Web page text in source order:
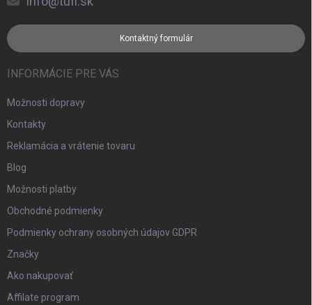
Kontaktný formulár
INFORMÁCIE PRE VÁS
Možnosti dopravy
Kontakty
Reklamácia a vrátenie tovaru
Blog
Možnosti platby
Obchodné podmienky
Podmienky ochrany osobných údajov GDPR
Značky
Ako nakupovať
Affilate program